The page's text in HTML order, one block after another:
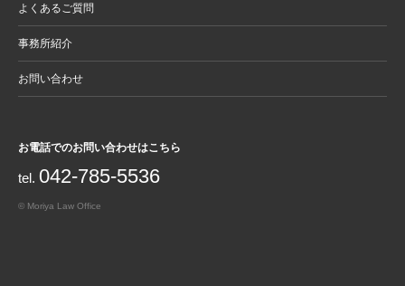
よくあるご質問
事務所紹介
お問い合わせ
お電話でのお問い合わせはこちら
tel. 042-785-5536
© Moriya Law Office